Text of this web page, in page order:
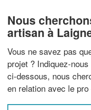
Nous
artisan à
Vous ne savez pas
projet ? Indiquez-
ci-dessous, nous
en relation avec le pro